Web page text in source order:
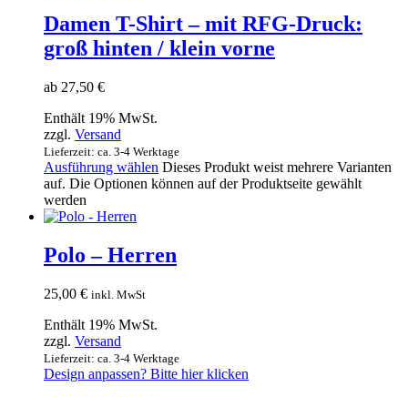
Damen T-Shirt – mit RFG-Druck:
groß hinten / klein vorne
ab 27,50 €
Enthält 19% MwSt.
zzgl. Versand
Lieferzeit: ca. 3-4 Werktage
Ausführung wählen Dieses Produkt weist mehrere Varianten
auf. Die Optionen können auf der Produktseite gewählt
werden
Polo – Herren
25,00 € inkl. MwSt
Enthält 19% MwSt.
zzgl. Versand
Lieferzeit: ca. 3-4 Werktage
Design anpassen? Bitte hier klicken